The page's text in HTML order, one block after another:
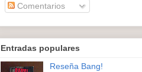
Comentarios
Entradas populares
Reseña Bang!